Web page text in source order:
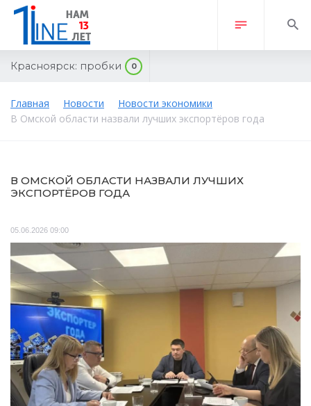
Красноярск: пробки 0
Главная Новости
Новости экономики
В Омской области назвали лучших экспортёров года
В ОМСКОЙ ОБЛАСТИ НАЗВАЛИ ЛУЧШИХ
ЭКСПОРТЁРОВ ГОДА
05.06.2026 09:00